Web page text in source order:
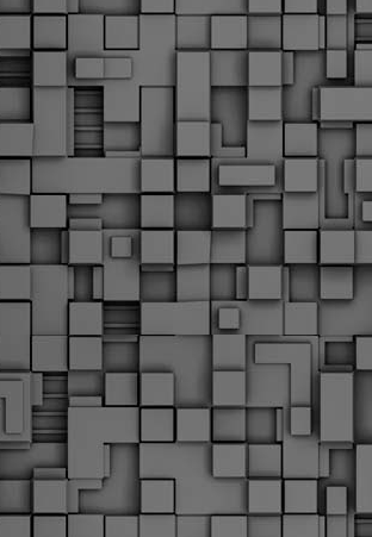
σε δήμους της χώρας. Το Dimastin, αναζητεί
φωτογραφικό υλικό στο διαδίκτυο και σας το
αυτή την ανάρτηση. Επίσης, σας καλούμε, αν
μας έχουν "ξεφύγει" ορκωμοσίες, μπορείτε να
φωτογραφικό τους υλικό στο
δημοσιεύουμε εδώ, άμεσα.
MAR
Θεσσαλονίκη: Ορκίστηκαν οι 75 νέοι
αστυνομικοί – Τι τους ζήτησε ο
Ενισχύεται το έργο της δημοτικής
Θεσσαλονίκης καθώς το πρωί της Τετάρτης 18
ορκίστηκαν οι 75 νέοι δημοτικοί αστυνομικοί.
«Με αυτούς, σε λίγους μήνες αποκτά ένα
δημοτική αστυνομία. Θα είναι πιο κοντά στον
ευκαιρία να είμαι σήμερα στην ορκωμοσία τους.
MAR
Ξεκίνησαν εδώ και μια εβδομάδα οι
νεοπροσληφθέντων Δημοτικών
δήμους και οι ορκωμοσίες τους -